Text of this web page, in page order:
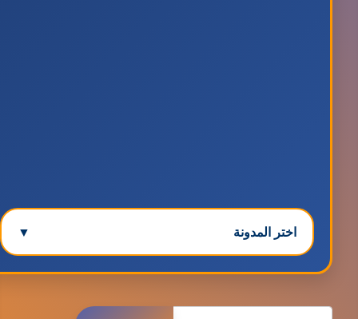
اختر المدونة ▼
البحث